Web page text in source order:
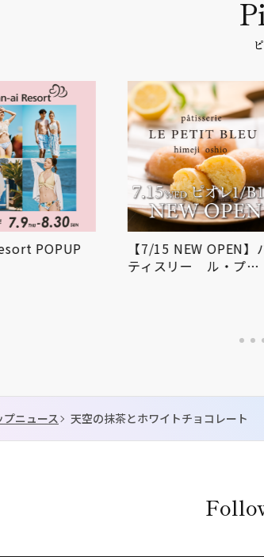
POPUP
【7/15 NEW OPEN】
ティスリー ル・プ…
プニュース 天空の抹茶とホワイトチョコレート